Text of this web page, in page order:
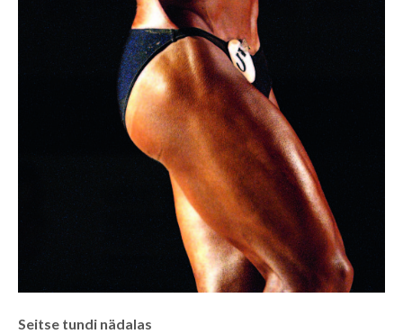
Seitse tundi nädalas